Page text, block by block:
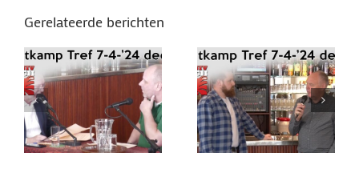
Gerelateerde berichten